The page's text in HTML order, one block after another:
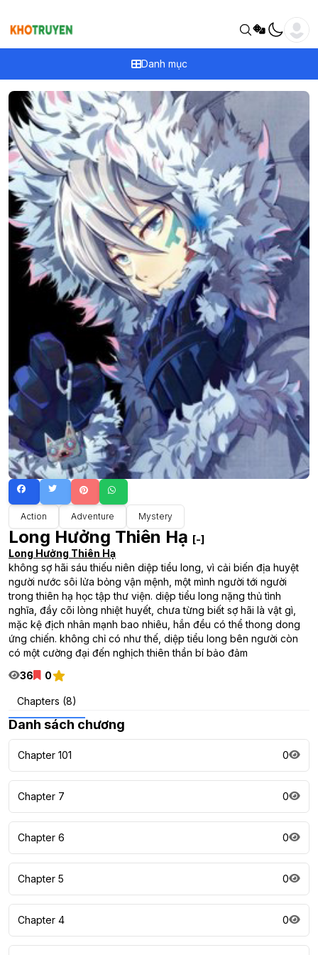
Danh mục
Action Adventure Mystery
Long Hưởng Thiên Hạ [-]
Long Hưởng Thiên Hạ
không sợ hãi sáu thiếu niên diệp tiểu long, vì cải biến địa huyệt
người nước sôi lửa bỏng vận mệnh, một mình người tới người
trong thiên hạ học tập thư viện. diệp tiểu long nặng thủ tình
nghĩa, đầy cõi lòng nhiệt huyết, chưa từng biết sợ hãi là vật gì,
mặc kệ địch nhân mạnh bao nhiêu, hắn đều có thể thong dong
ứng chiến. không chỉ có như thế, diệp tiểu long bên người còn
có một cường đại đến nghịch thiên thần bí bảo đảm
36
0
Chapters (8)
Danh sách chương
Chapter 101 0
Chapter 7 0
Chapter 6 0
Chapter 5 0
Chapter 4 0